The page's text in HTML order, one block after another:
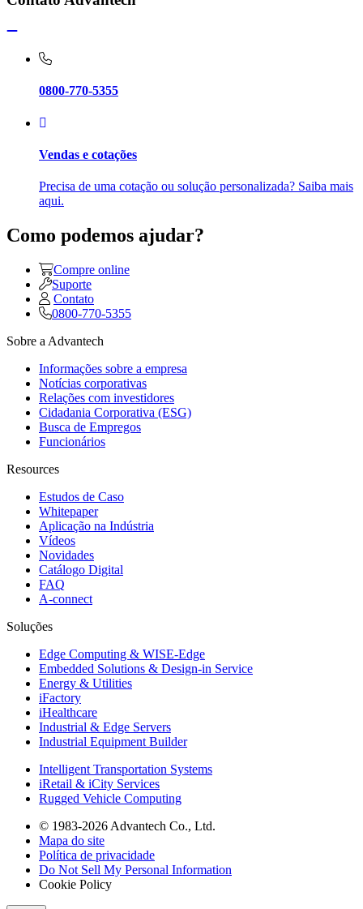
0800-770-5355
Vendas e cotações
Precisa de uma cotação ou solução personalizada? Saiba mais
aqui.
Como podemos ajudar?
Compre online
Suporte
Contato
0800-770-5355
Sobre a Advantech
Informações sobre a empresa
Notícias corporativas
Relações com investidores
Cidadania Corporativa (ESG)
Busca de Empregos
Funcionários
Resources
Estudos de Caso
Whitepaper
Aplicação na Indústria
Vídeos
Novidades
Catálogo Digital
FAQ
A-connect
Soluções
Edge Computing & WISE-Edge
Embedded Solutions & Design-in Service
Energy & Utilities
iFactory
iHealthcare
Industrial & Edge Servers
Industrial Equipment Builder
Intelligent Transportation Systems
iRetail & iCity Services
Rugged Vehicle Computing
© 1983-2026 Advantech Co., Ltd.
Mapa do site
Política de privacidade
Do Not Sell My Personal Information
Cookie Policy